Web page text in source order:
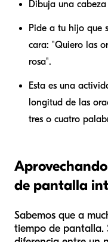
Dibuja una
Pide a tu hijo que
cara: "Quiero las
rosa".
Esta es una
longitud de las
tres o cuatro
de pantalla
Sabemos que a
tiempo de pantalla.